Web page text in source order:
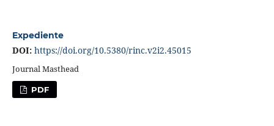
Expediente
DOI: https://doi.org/10.5380/rinc.v2i2.45015
Journal Masthead
PDF